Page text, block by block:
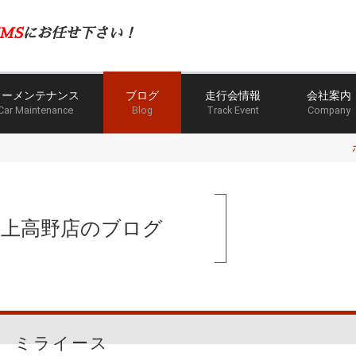
にお任せ下さい！
メンテナンス
Maintenance
ブログ
Blog
走行会情報
Track Event
会社案内
Company
高野店のブログ
ミライース